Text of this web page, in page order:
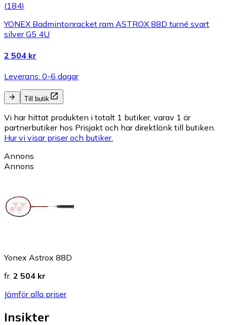
(184)
YONEX Badmintonracket ram ASTROX 88D turné svart
silver G5 4U
2 504 kr
Leverans: 0-6 dagar
Till butik
Vi har hittat produkten i totalt 1 butiker, varav 1 är
partnerbutiker hos Prisjakt och har direktlänk till butiken.
Hur vi visar priser och butiker.
Annons
Annons
Yonex Astrox 88D
fr. 2 504 kr
Jämför alla priser
Insikter